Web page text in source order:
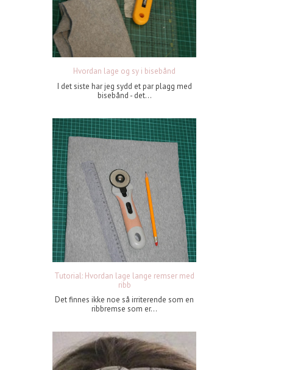
Hvordan lage og sy i bisebånd
I det siste har jeg sydd et par plagg med
bisebånd - det...
Tutorial: Hvordan lage lange remser med
ribb
Det finnes ikke noe så irriterende som en
ribbremse som er...